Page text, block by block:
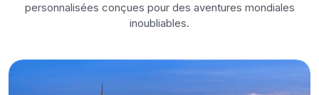
personnalisées conçues pour des aventures mondiales
inoubliables.